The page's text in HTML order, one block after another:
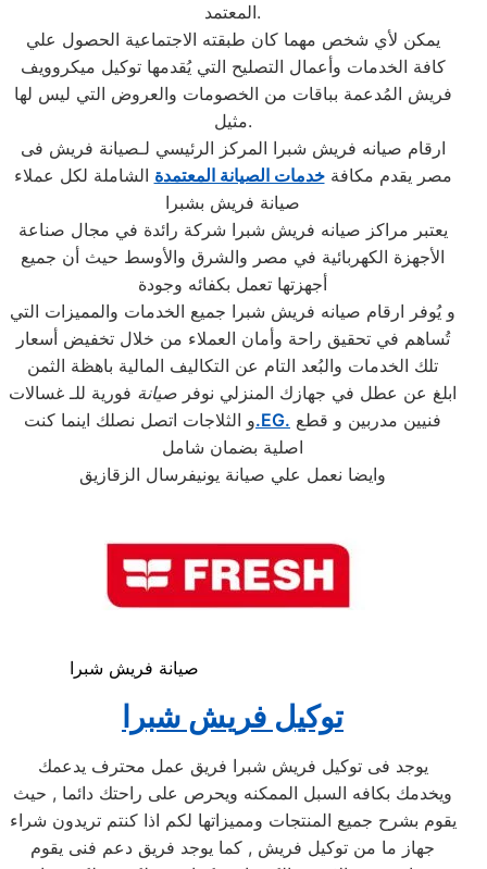
المعتمد.
يمكن لأي شخص مهما كان طبقته الاجتماعية الحصول علي
كافة الخدمات وأعمال التصليح التي يُقدمها توكيل ميكروويف
فريش المُدعمة بباقات من الخصومات والعروض التي ليس لها
مثيل.
ارقام صيانه فريش شبرا المركز الرئيسي لـصيانة فريش فى
مصر يقدم مكافةخدمات الصيانة المعتمدة الشاملة لكل عملاء
صيانة فريش بشبرا
يعتبر مراكز صيانه فريش شبرا شركة رائدة في مجال صناعة
الأجهزة الكهربائية في مصر والشرق والأوسط حيث أن جميع
أجهزتها تعمل بكفائه وجودة
و يُوفر ارقام صيانه فريش شبرا جميع الخدمات والمميزات التي
تُساهم في تحقيق راحة وأمان العملاء من خلال تخفيض أسعار
تلك الخدمات والبُعد التام عن التكاليف المالية باهظة الثمن
ابلغ عن عطل في جهازك المنزلي نوفر صيانة فورية للـ غسالات
و الثلاجات اتصل نصلك اينما كنت.EG.
اصلية بضمان شامل
وايضا نعمل علي صيانة يونيفرسال الزقازيق
صيانة فريش شبرا
توكيل فريش شبرا
يوجد فى توكيل فريش شبرا فريق عمل محترف يدعمك
ويخدمك بكافه السبل الممكنه ويحرص على راحتك دائما , حيث
يقوم بشرح جميع المنتجات ومميزاتها لكم اذا كنتم تريدون شراء
جهاز ما من توكيل فريش , كما يوجد فريق دعم فنى يقوم